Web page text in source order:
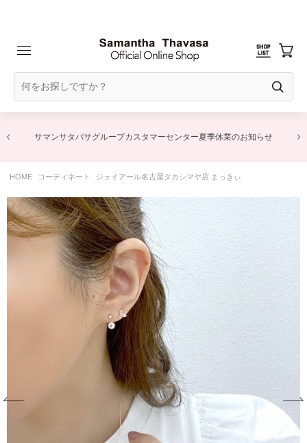
サマンサタバサグループカスタマーセンター夏季休業のお知らせ
HOME コーディネート ジェイアール名古屋タカシマヤ店 まっきぃ